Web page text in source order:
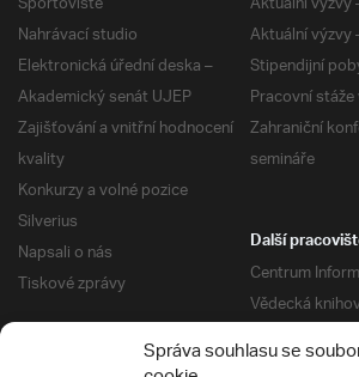
Správa souhlasu se
Nahrávací studio
Elektronická úřední deska –
Akademický senát UJEP
Zajišťování a vnitřní hodnocení
kvality
Konkurzy a volné pozice
Silverius
Napsali o nás
Tiskové zprávy
Aktuální výzvy
Stipendijní
Pracovní
Zahraniční
semináře
Další
Centrum
Vědecká
Správa kolejí a
Univerzitní